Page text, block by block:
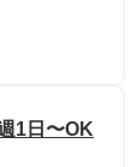
1日〜OK